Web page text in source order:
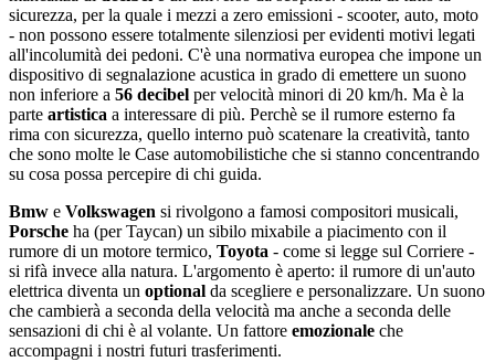
sicurezza, per la quale i mezzi a zero emissioni - scooter, auto, moto
- non possono essere totalmente silenziosi per evidenti motivi legati
all'incolumità dei pedoni. C'è una normativa europea che impone un
dispositivo di segnalazione acustica in grado di emettere un suono
non inferiore a 56 decibel per velocità minori di 20 km/h. Ma è la
parte artistica a interessare di più. Perchè se il rumore esterno fa
rima con sicurezza, quello interno può scatenare la creatività, tanto
che sono molte le Case automobilistiche che si stanno concentrando
su cosa possa percepire di chi guida.
Bmw e Volkswagen si rivolgono a famosi compositori musicali,
Porsche ha (per Taycan) un sibilo mixabile a piacimento con il
rumore di un motore termico, Toyota - come si legge sul Corriere -
si rifà invece alla natura. L'argomento è aperto: il rumore di un'auto
elettrica diventa un optional da scegliere e personalizzare. Un suono
che cambierà a seconda della velocità ma anche a seconda delle
sensazioni di chi è al volante. Un fattore emozionale che
accompagni i nostri futuri trasferimenti.